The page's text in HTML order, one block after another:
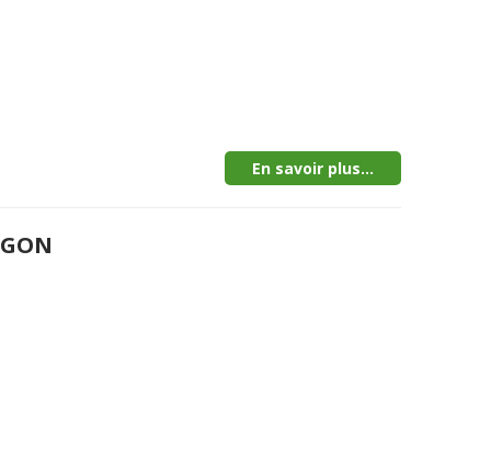
En savoir plus...